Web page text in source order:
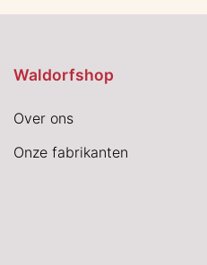
Waldorfshop
Over ons
Onze fabrikanten